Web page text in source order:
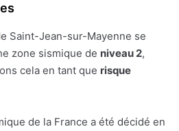
Saint-Jean-sur-Mayenne se
zone sismique de niveau 2,
cela en tant que risque
de la France a été décidé en